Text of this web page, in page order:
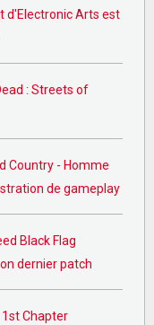
d'Electronic Arts est
: Streets of
Country - Homme
de gameplay
Black Flag
dernier patch
Chapter